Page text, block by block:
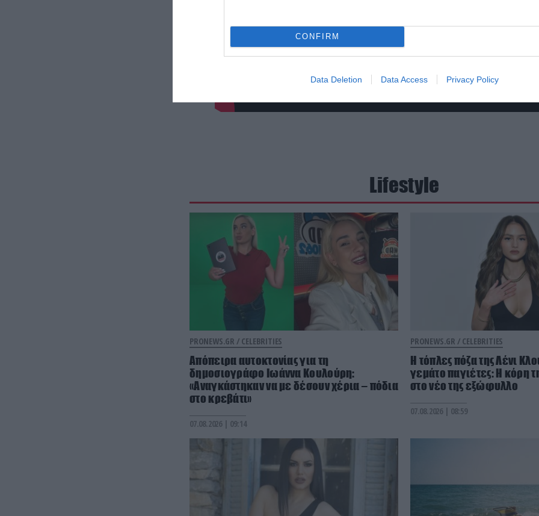
CONFIRM
Data Deletion Data Access Privacy Policy
Lifestyle
PRONEWS.GR / CELEBRITIES
Απόπειρα αυτοκτονίας για τη
δημοσιογράφο Ιωάννα Κουλούρη:
«Αναγκάστηκαν να με δέσουν χέρια – πόδια
στο κρεβάτι»
07.08.2026 | 09:14
PRONEWS.GR / CELEBRITIES
Η τόπλες πόζα της Λένι
γεμάτο παγιέτες: Η κόρη
στο νέο της εξώφυλλο
07.08.2026 | 08:59